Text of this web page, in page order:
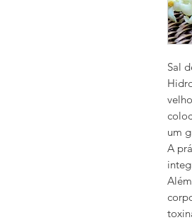
Sal
um
A